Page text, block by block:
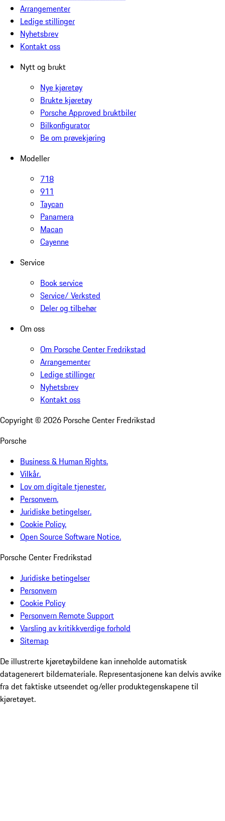
Arrangementer
Ledige stillinger
Nyhetsbrev
Kontakt oss
Nytt og brukt
Nye kjøretøy
Brukte kjøretøy
Porsche Approved bruktbiler
Bilkonfigurator
Be om prøvekjøring
Modeller
718
911
Taycan
Panamera
Macan
Cayenne
Service
Book service
Service/ Verksted
Deler og tilbehør
Om oss
Om Porsche Center Fredrikstad
Arrangementer
Ledige stillinger
Nyhetsbrev
Kontakt oss
Copyright © 2026 Porsche Center Fredrikstad
Porsche
Business & Human Rights.
Vilkår.
Lov om digitale tjenester.
Personvern.
Juridiske betingelser.
Cookie Policy.
Open Source Software Notice.
Porsche Center Fredrikstad
Juridiske betingelser
Personvern
Cookie Policy
Personvern Remote Support
Varsling av kritikkverdige forhold
Sitemap
De illustrerte kjøretøybildene kan inneholde automatisk
datagenerert bildemateriale. Representasjonene kan delvis avvike
fra det faktiske utseendet og/eller produktegenskapene til
kjøretøyet.